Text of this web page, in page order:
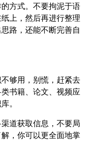
方式。不要拘泥于语
上，然后再进行整理
路，还能不断完善自
够用，别慌，赶紧去
书籍、论文、视频应
。
道获取信息，不要局
，你可以更全面地掌